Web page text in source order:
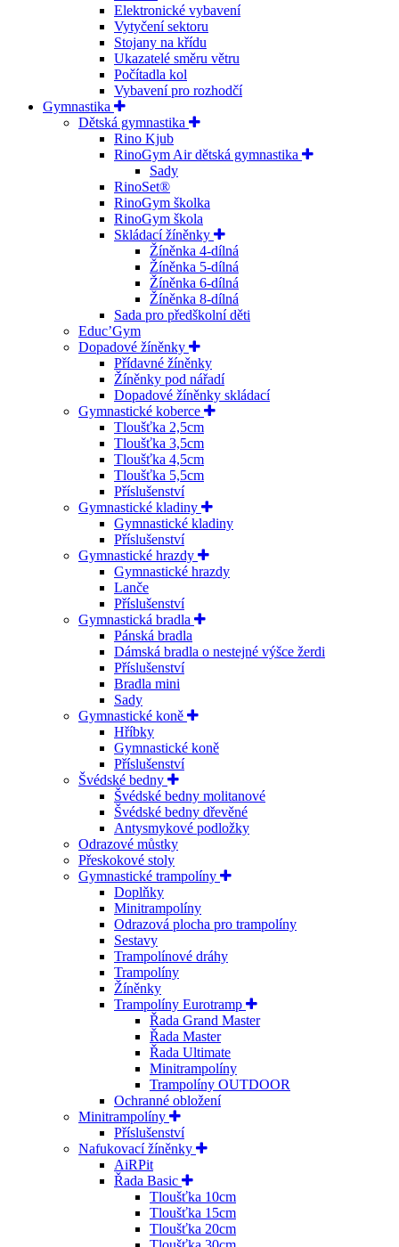
Elektronické vybavení
Vytyčení sektoru
Stojany na křídu
Ukazatelé směru větru
Počítadla kol
Vybavení pro rozhodčí
Gymnastika
Dětská gymnastika
Rino Kjub
RinoGym Air dětská gymnastika
Sady
RinoSet®
RinoGym školka
RinoGym škola
Skládací žíněnky
Žíněnka 4-dílná
Žíněnka 5-dílná
Žíněnka 6-dílná
Žíněnka 8-dílná
Sada pro předškolní děti
Educ’Gym
Dopadové žíněnky
Přídavné žíněnky
Žíněnky pod nářadí
Dopadové žíněnky skládací
Gymnastické koberce
Tloušťka 2,5cm
Tloušťka 3,5cm
Tloušťka 4,5cm
Tloušťka 5,5cm
Příslušenství
Gymnastické kladiny
Gymnastické kladiny
Příslušenství
Gymnastické hrazdy
Gymnastické hrazdy
Lanče
Příslušenství
Gymnastická bradla
Pánská bradla
Dámská bradla o nestejné výšce žerdi
Příslušenství
Bradla mini
Sady
Gymnastické koně
Hříbky
Gymnastické koně
Příslušenství
Švédské bedny
Švédské bedny molitanové
Švédské bedny dřevěné
Antysmykové podložky
Odrazové můstky
Přeskokové stoly
Gymnastické trampolíny
Doplňky
Minitrampolíny
Odrazová plocha pro trampolíny
Sestavy
Trampolínové dráhy
Trampolíny
Žíněnky
Trampolíny Eurotramp
Řada Grand Master
Řada Master
Řada Ultimate
Minitrampolíny
Trampolíny OUTDOOR
Ochranné obložení
Minitrampolíny
Příslušenství
Nafukovací žíněnky
AiRPit
Řada Basic
Tloušťka 10cm
Tloušťka 15cm
Tloušťka 20cm